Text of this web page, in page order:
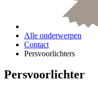
Alle onderwerpen
Contact
Persvoorlichters
Persvoorlichter